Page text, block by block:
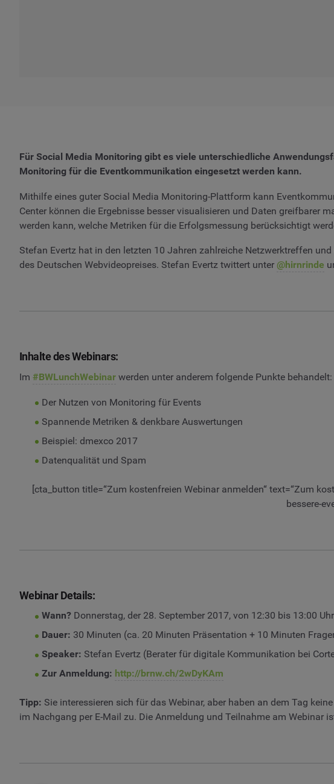
Für Social Media Monitoring gibt es viele unterschiedliche
Monitoring für die Eventkommunikation eingesetzt werden kann.
Mithilfe eines guter Social Media Monitoring-Plattform kann
Center können die Ergebnisse besser visualisieren und Daten greifbarer
werden kann, welche Metriken für die Erfolgsmessung berücksichtigt
Stefan Evertz hat in den letzten 10 Jahren zahlreiche Netzwerktreffen
des Deutschen Webvideopreises. Stefan Evertz twittert unter @hirnrinde
Inhalte des Webinars:
Im #BWLunchWebinar werden unter anderem folgende Punkte behandelt:
Der Nutzen von Monitoring für Events
Spannende Metriken & denkbare Auswertungen
Beispiel: dmexco 2017
Datenqualität und Spam
[cta_button title=“Zum kostenfreien Webinar anmelden“ text=“Zum
bessere-
Webinar Details:
Wann?Donnerstag, der 28. September 2017, von 12:30 bis 13:00 Uhr
Dauer: 30 Minuten (ca. 20 Minuten Präsentation + 10 Minuten
Speaker: Stefan Evertz (Berater für digitale Kommunikation bei
Zur Anmeldung: http://brnw.ch/2wDyKAm
Tipp: Sie interessieren sich für das Webinar, aber haben an dem Tag
im Nachgang per E-Mail zu. Die Anmeldung und Teilnahme am Webinar